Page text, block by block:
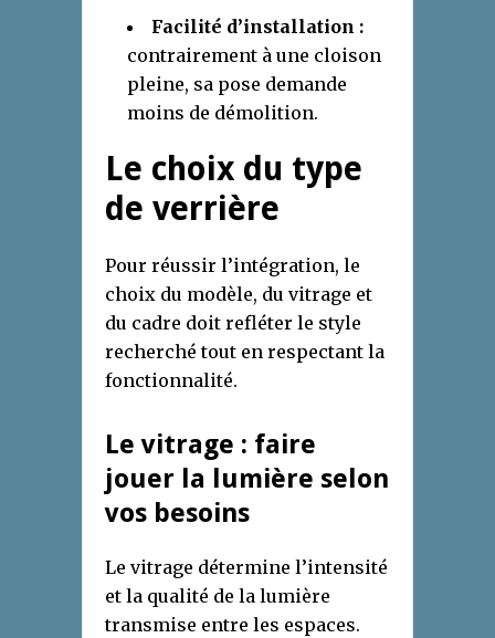
Facilité d’installation :
contrairement à une cloison
pleine, sa pose demande
moins de démolition.
Le choix du type
de verrière
Pour réussir l’intégration, le
choix du modèle, du vitrage et
du cadre doit refléter le style
recherché tout en respectant la
fonctionnalité.
Le vitrage : faire
jouer la lumière selon
vos besoins
Le vitrage détermine l’intensité
et la qualité de la lumière
transmise entre les espaces.